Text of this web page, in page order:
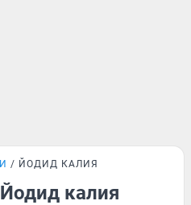
ЙОДИД КАЛИЯ
калия